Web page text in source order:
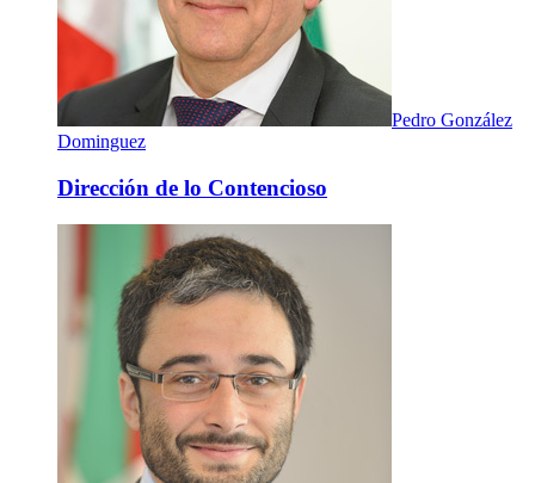
Pedro González
Dominguez
Dirección de lo Contencioso